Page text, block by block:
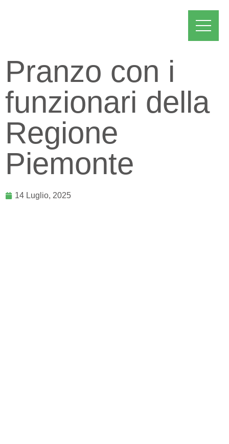
Pranzo con i
funzionari della
Regione
Piemonte
14 Luglio, 2025